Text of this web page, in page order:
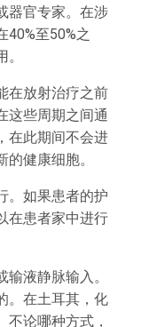
器官专家。在涉
40%至50%之
在放射治疗之前
这些周期之间通
在此期间不会进
健康细胞。
。如果患者的护
在患者家中进行
液静脉输入。
。在土耳其，化
论哪种方式，